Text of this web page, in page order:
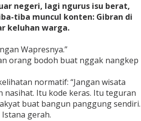
negeri, lagi ngurus isu berat,
tiba muncul konten: Gibran di
keluhan warga.
Wapresnya.”
orang bodoh buat nggak nangkep
normatif: “Jangan wisata
nasihat. Itu kode keras. Itu teguran
buat bangun panggung sendiri.
gerah.